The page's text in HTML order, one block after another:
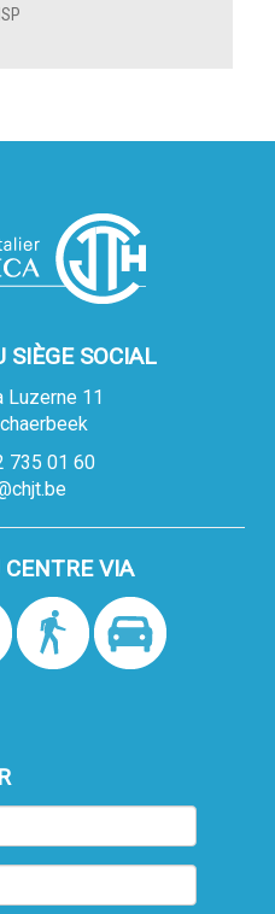
SIÈGE SOCIAL
Luzerne 11
735 01 60
CENTRE VIA